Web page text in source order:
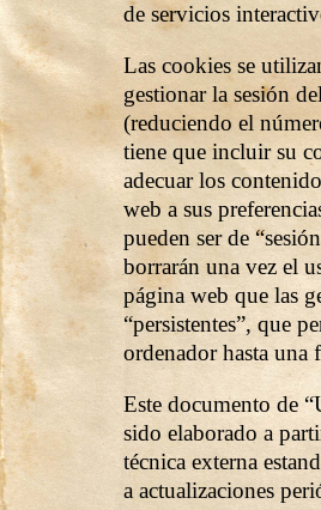
de servicios
Las cookies se
gestionar la sesión
(reduciendo el
tiene que incluir su
adecuar los
web a sus
pueden ser de
borrarán una vez el
página web que las
“persistentes”, que
ordenador hasta una
Este documento de
sido elaborado a
técnica externa
a actualizaciones